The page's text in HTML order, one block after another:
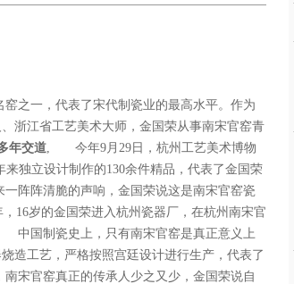
一，代表了宋代制瓷业的最高水平。作为
浙江省工艺美术大师，金国荣从事南宋官窑青
年交道, 今年9月29日，杭州工艺美术博物
独立设计制作的130余件精品，代表了金国荣
阵阵清脆的声响，金国荣说这是南宋官窑瓷
岁的金国荣进入杭州瓷器厂，在杭州南宋官
中国制瓷史上，只有南宋官窑是真正意义上
造工艺，严格按照宫廷设计进行生产，代表了
官窑真正的传承人少之又少，金国荣说自